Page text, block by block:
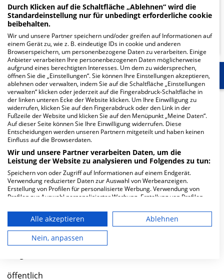
KLINIKEN FINDEN
Start Für die Klinik Weitere Fachabteilungen
Herzlich Willkommen
Klinik Neustadt an der Aisch in der Paracelsusstr. 30 ist
ein mittelgroßes Krankenhaus in Neustadt an der Aisch.
Mit einer Kapazität von 181 Betten werden in den
spezialisierten Fachabteilungen pro Jahr etwa 12.931
medizinische Fälle behandelt und therapiert.
Weiterlesen
Besuchszeiten
0 bis 23 Uhr
öffentlich
Durch Klicken auf die Schaltfläche „Ablehnen“ wird die
Standardeinstellung nur für unbedingt erforderliche cookie
beibehalten.
Wir und unsere Partner speichern und/oder greifen auf Informationen auf
einem Gerät zu, wie z. B. eindeutige IDs in cookie und anderen
Browserspeichern, um personenbezogene Daten zu verarbeiten. Einige
Anbieter verarbeiten Ihre personenbezogenen Daten möglicherweise
aufgrund eines berechtigten Interesses. Um dem zu widersprechen,
öffnen Sie die „Einstellungen“. Sie können Ihre Einstellungen akzeptieren,
ablehnen oder verwalten, indem Sie auf die Schaltfläche „Einstellungen
verwalten“ klicken oder jederzeit auf die Fingerabdruck-Schaltfläche in
der linken unteren Ecke der Website klicken. Um Ihre Einwilligung zu
widerrufen, klicken Sie auf den Fingerabdruck oder den Link in der
Fußzeile der Website und klicken Sie auf den Menüpunkt „Meine Daten“.
Auf dieser Seite können Sie Ihre Einwilligung widerrufen. Diese
Entscheidungen werden unseren Partnern mitgeteilt und haben keinen
Einfluss auf die Browserdaten.
Wir und unsere Partner verarbeiten Daten, um die
Leistung der Website zu analysieren und Folgendes zu tun:
Speichern von oder Zugriff auf Informationen auf einem Endgerät.
Verwendung reduzierter Daten zur Auswahl von Werbeanzeigen.
Erstellung von Profilen für personalisierte Werbung. Verwendung von
Profilen zur Auswahl personalisierter Werbung. Erstellung von Profilen
personalisierter Inhalte. Messung der Werbeleistung. Messung der
Performance von Inhalten. Analyse von Zielgruppen durch Statistiken
oder Kombinationen von Daten aus verschiedenen Quellen. Entwicklung
und Verbesserung der Angebote. Verwendung reduzierter Daten zur
Auswahl von Inhalten.
die USA gesendet werden.
Ihre Einwilligung und die cookie Richtlinie gelten ausschließlich für diese
Alle akzeptieren
Ablehnen
Nein, anpassen